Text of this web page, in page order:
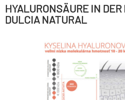
HYALURONSÄURE IN
DULCIA NATURAL